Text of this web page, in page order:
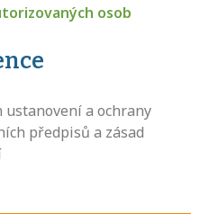
osob
a ochrany
předpisů a zásad